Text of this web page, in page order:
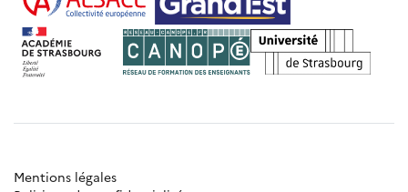
Mentions légales